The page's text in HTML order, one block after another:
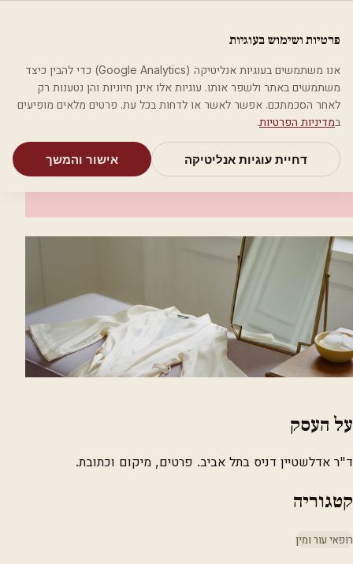
מאמריםקטגוריותחיפושאודות
בית קטגוריות רופאי עור ומין ד"ר אדלשטיין דניס
רופאי עור ומין
ד"ר אדלשטיין דניס
על העסק
ד"ר אדלשטיין דניס בתל אביב. פרטים, מיקום וכתובת.
קטגוריה
רופאי עור ומין
פרטיות ושימוש בעוגיות
אנו משתמשים בעוגיות אנליטיקה (Google Analytics) כדי להבין כיצד
משתמשים באתר ולשפר אותו. עוגיות אלו אינן חיוניות והן נטענות רק
לאחר הסכמתכם. אפשר לאשר או לדחות בכל עת. פרטים מלאים מופיעים
במדיניות הפרטיות.
דחיית עוגיות אנליטיקה אישור והמשך